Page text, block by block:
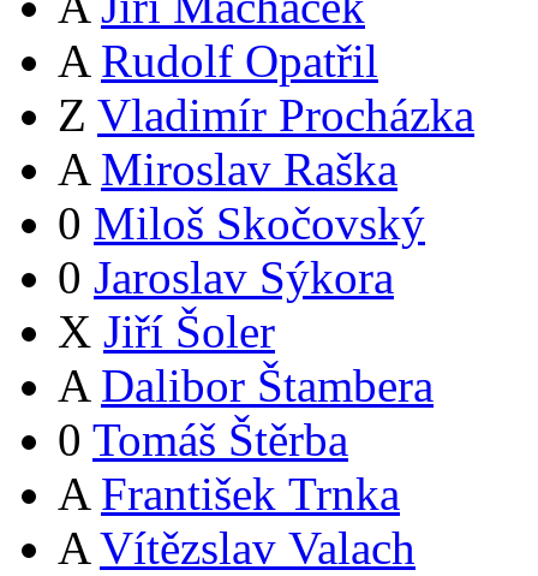
A Rudolf Opatřil
Z Vladimír Procházka
A Miroslav Raška
0 Miloš Skočovský
0 Jaroslav Sýkora
X Jiří Šoler
A Dalibor Štambera
0 Tomáš Štěrba
A František Trnka
A Vítězslav Valach